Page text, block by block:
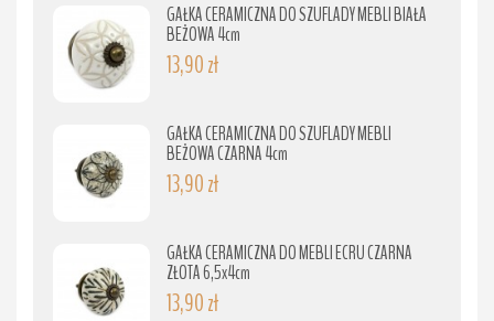
GAŁKA CERAMICZNA DO SZUFLADY MEBLI BIAŁA
BEŻOWA 4cm
13,90 zł
GAŁKA CERAMICZNA DO SZUFLADY MEBLI
BEŻOWA CZARNA 4cm
13,90 zł
GAŁKA CERAMICZNA DO MEBLI ECRU CZARNA
ZŁOTA 6,5x4cm
13,90 zł